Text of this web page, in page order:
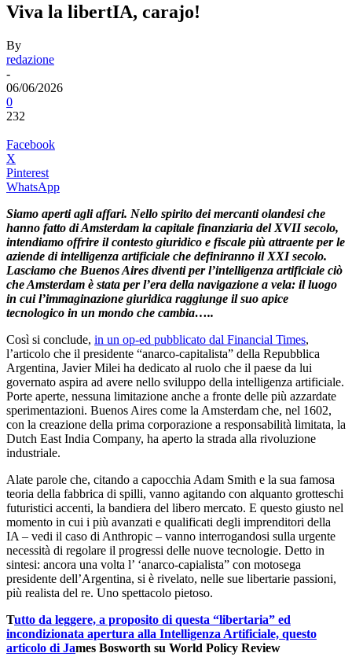
Viva la libertIA, carajo!
By
redazione
-
06/06/2026
0
232
Facebook
X
Pinterest
WhatsApp
Siamo aperti agli affari. Nello spirito dei mercanti olandesi che
hanno fatto di Amsterdam la capitale finanziaria del XVII secolo,
intendiamo offrire il contesto giuridico e fiscale più attraente per le
aziende di intelligenza artificiale che definiranno il XXI secolo.
Lasciamo che Buenos Aires diventi per l’intelligenza artificiale ciò
che Amsterdam è stata per l’era della navigazione a vela: il luogo
in cui l’immaginazione giuridica raggiunge il suo apice
tecnologico in un mondo che cambia…..
Così si conclude, in un op-ed pubblicato dal Financial Times,
l’articolo che il presidente “anarco-capitalista” della Repubblica
Argentina, Javier Milei ha dedicato al ruolo che il paese da lui
governato aspira ad avere nello sviluppo della intelligenza artificiale.
Porte aperte, nessuna limitazione anche a fronte delle più azzardate
sperimentazioni. Buenos Aires come la Amsterdam che, nel 1602,
con la creazione della prima corporazione a responsabilità limitata, la
Dutch East India Company, ha aperto la strada alla rivoluzione
industriale.
Alate parole che, citando a capocchia Adam Smith e la sua famosa
teoria della fabbrica di spilli, vanno agitando con alquanto grotteschi
futuristici accenti, la bandiera del libero mercato. E questo giusto nel
momento in cui i più avanzati e qualificati degli imprenditori della
IA – vedi il caso di Anthropic – vanno interrogandosi sulla urgente
necessità di regolare il progressi delle nuove tecnologie. Detto in
sintesi: ancora una volta l’ ‘anarco-capialista” con motosega
presidente dell’Argentina, si è rivelato, nelle sue libertarie passioni,
più realista del re. Uno spettacolo pietoso.
Tutto da leggere, a proposito di questa “libertaria” ed
incondizionata apertura alla Intelligenza Artificiale, questo
articolo di James Bosworth su World Policy Review